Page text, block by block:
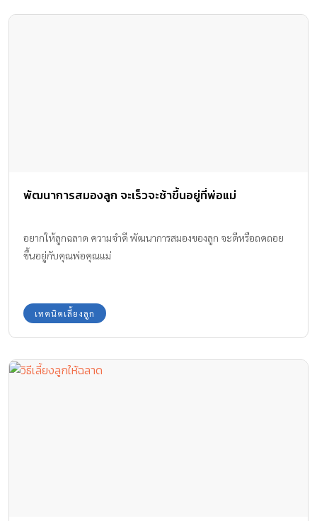
พัฒนาการสมองลูก จะเร็วจะช้าขึ้นอยู่ที่พ่อแม่
อยากให้ลูกฉลาด ความจำดี พัฒนาการสมองของลูก จะดีหรือถดถอย
ขึ้นอยู่กับคุณพ่อคุณแม่
เทคนิคเลี้ยงลูก